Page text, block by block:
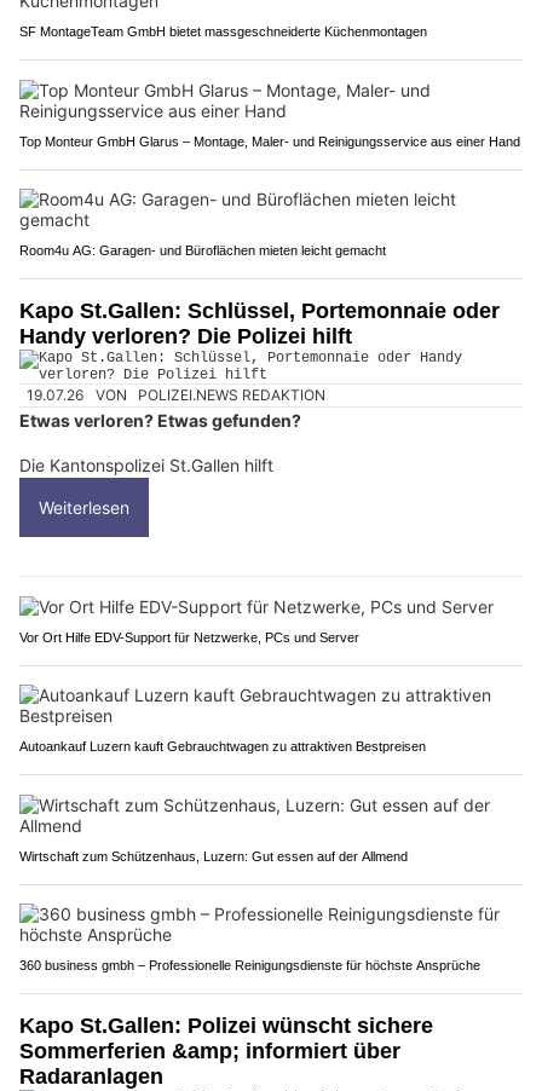
SF MontageTeam GmbH bietet massgeschneiderte Küchenmontagen
Top Monteur GmbH Glarus – Montage, Maler- und Reinigungsservice aus einer Hand
Room4u AG: Garagen- und Büroflächen mieten leicht gemacht
Kapo St.Gallen: Schlüssel, Portemonnaie oder
Handy verloren? Die Polizei hilft
19.07.26 VON POLIZEI.NEWS REDAKTION
Etwas verloren? Etwas gefunden?
Die Kantonspolizei St.Gallen hilft
Weiterlesen
Vor Ort Hilfe EDV-Support für Netzwerke, PCs und Server
Autoankauf Luzern kauft Gebrauchtwagen zu attraktiven Bestpreisen
Wirtschaft zum Schützenhaus, Luzern: Gut essen auf der Allmend
360 business gmbh – Professionelle Reinigungsdienste für höchste Ansprüche
Kapo St.Gallen: Polizei wünscht sichere
Sommerferien &amp; informiert über
Radaranlagen